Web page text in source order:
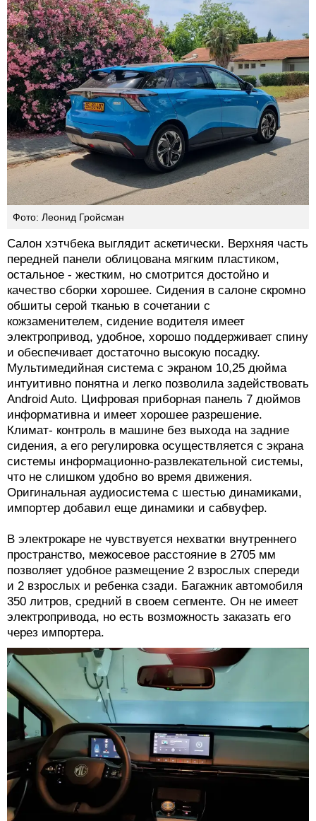
Фото: Леонид Гройсман
Салон хэтчбека выглядит аскетически. Верхняя часть
передней панели облицована мягким пластиком,
остальное - жестким, но смотрится достойно и
качество сборки хорошее. Сидения в салоне скромно
обшиты серой тканью в сочетании с
кожзаменителем, сидение водителя имеет
электропривод, удобное, хорошо поддерживает спину
и обеспечивает достаточно высокую посадку.
Мультимедийная система с экраном 10,25 дюйма
интуитивно понятна и легко позволила задействовать
Android Auto. Цифровая приборная панель 7 дюймов
информативна и имеет хорошее разрешение.
Климат- контроль в машине без выхода на задние
сидения, а его регулировка осуществляется с экрана
системы информационно-развлекательной системы,
что не слишком удобно во время движения.
Оригинальная аудиосистема с шестью динамиками,
импортер добавил еще динамики и сабвуфер.
В электрокаре не чувствуется нехватки внутреннего
пространство, межосевое расстояние в 2705 мм
позволяет удобное размещение 2 взрослых спереди
и 2 взрослых и ребенка сзади. Багажник автомобиля
350 литров, средний в своем сегменте. Он не имеет
электропривода, но есть возможность заказать его
через импортера.